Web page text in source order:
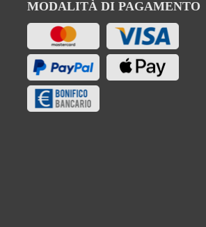
MODALITÀ DI PAGAMENTO